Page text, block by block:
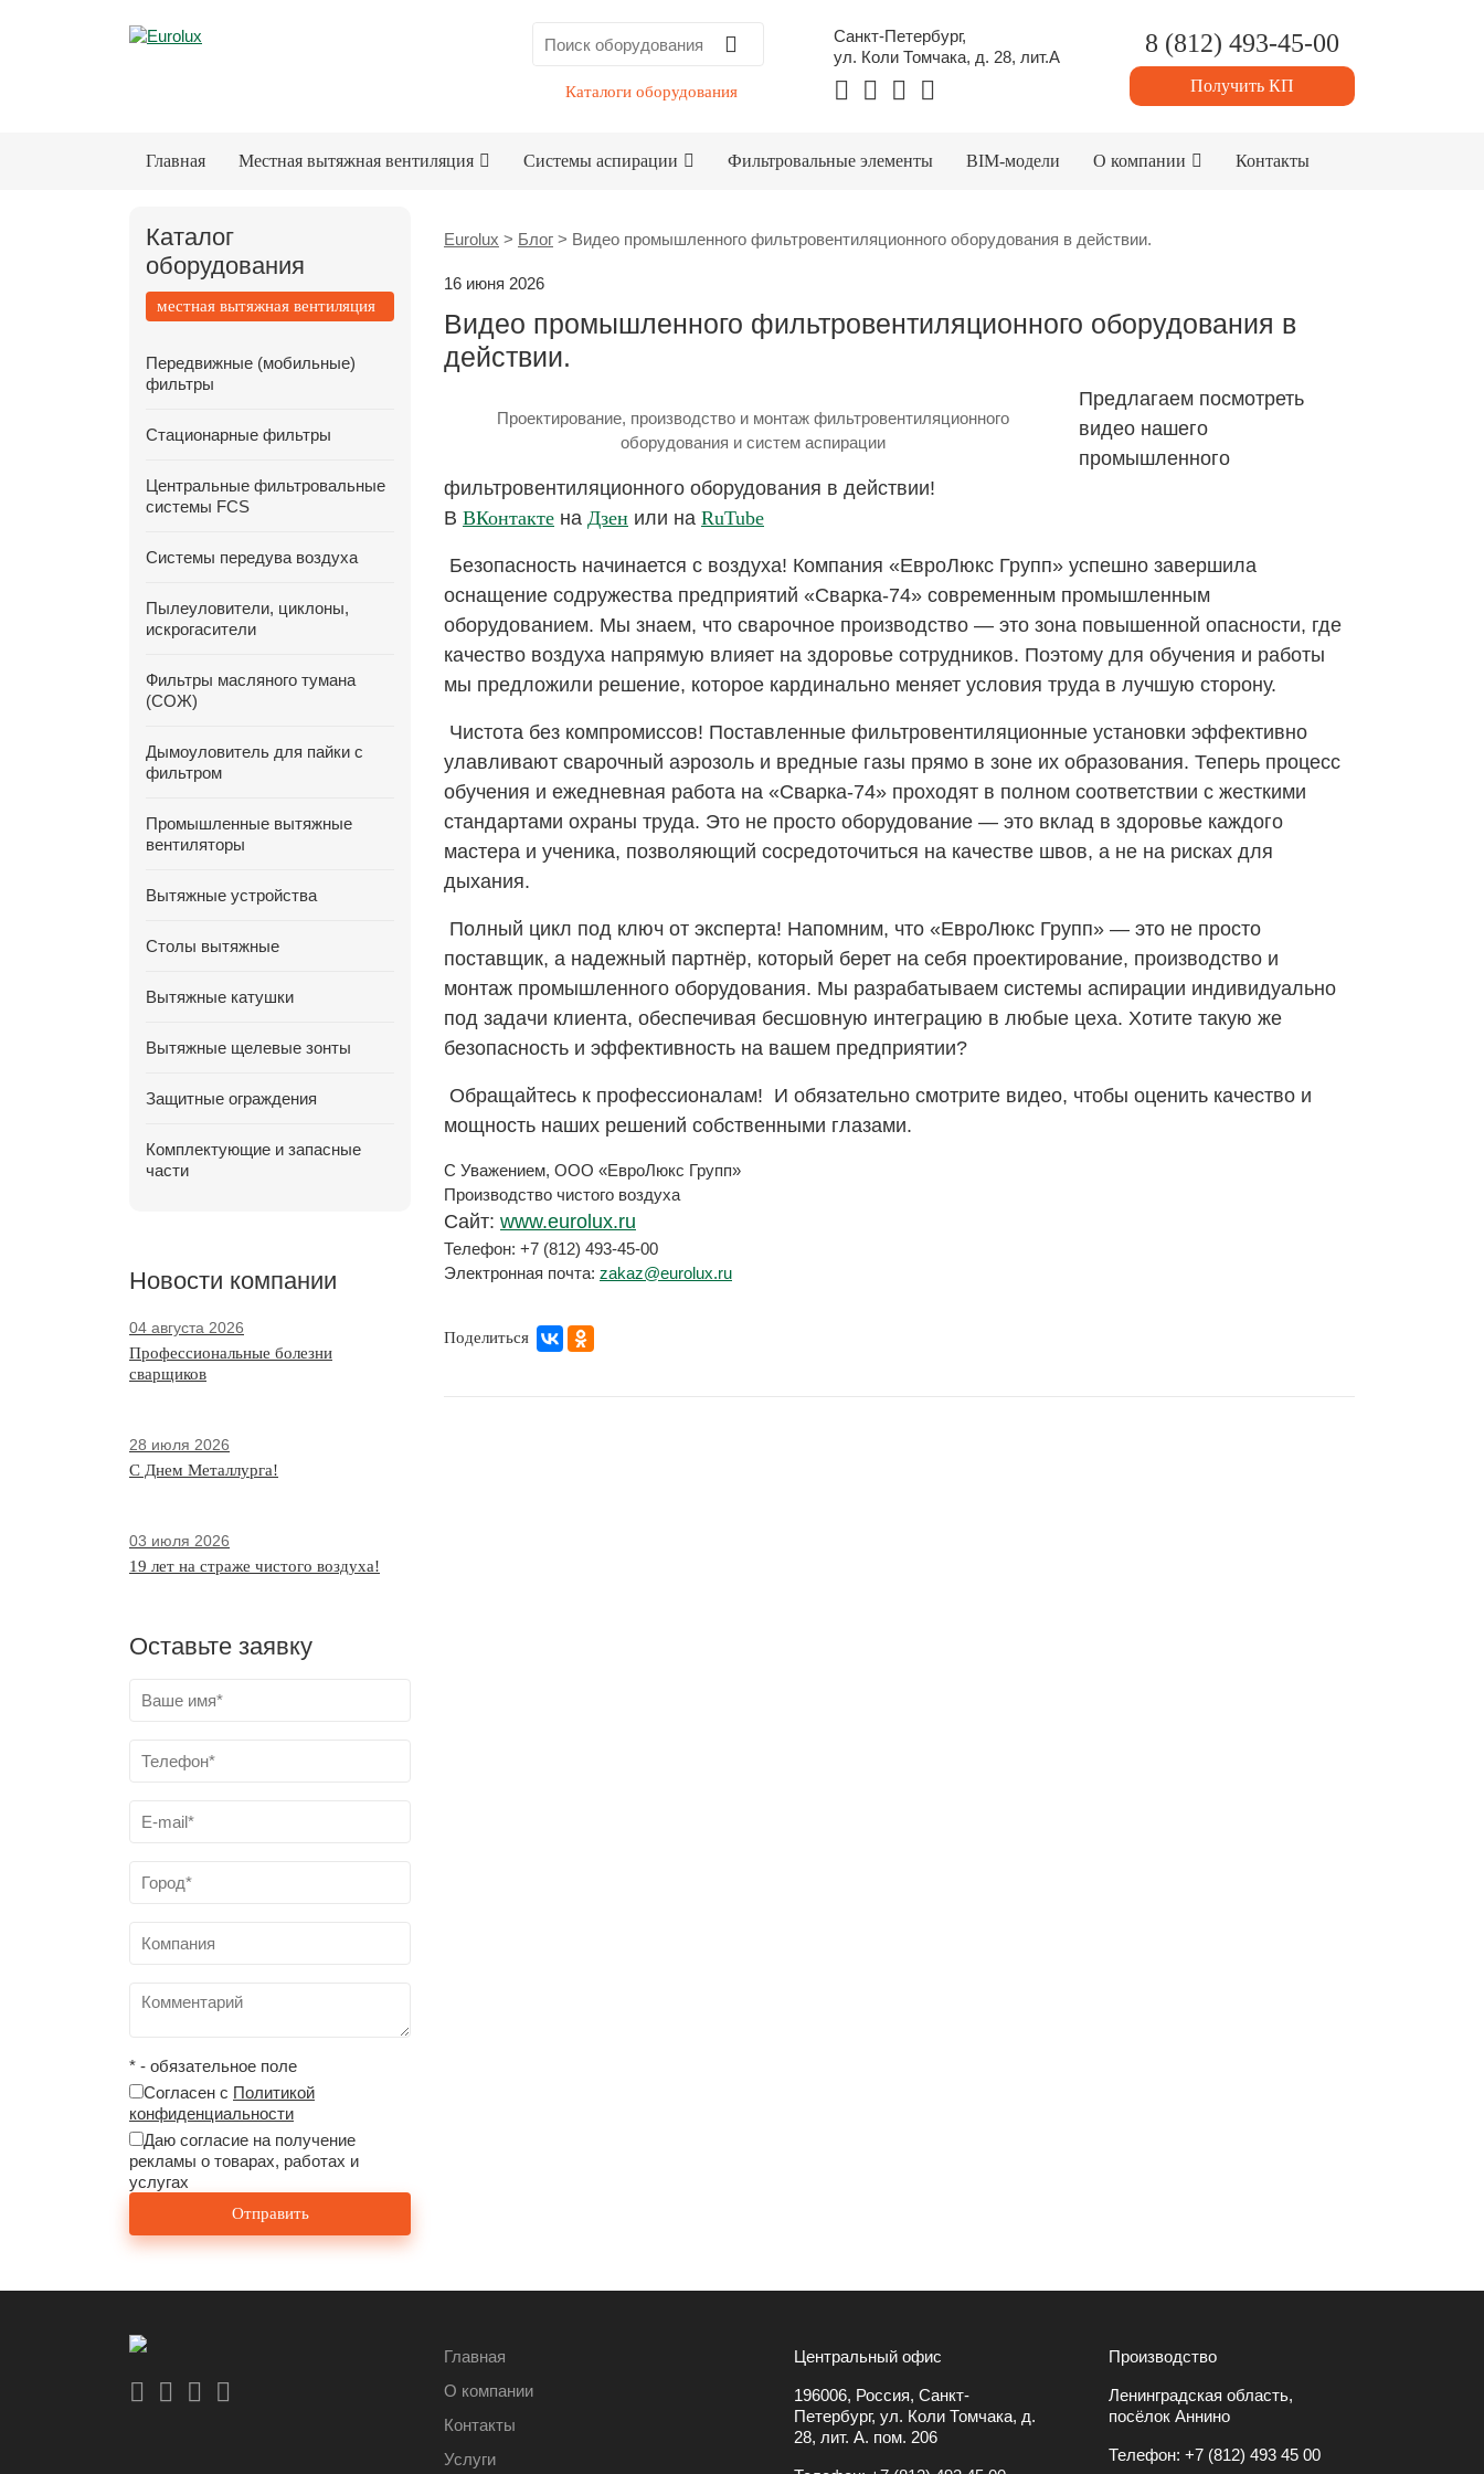
Каталоги оборудования
Санкт-Петербург,
ул. Коли Томчака, д. 28, лит.А
8 (812) 493-45-00
Получить КП
Главная Местная вытяжная вентиляция Системы аспирации Фильтровальные элементы BIM-модели О компании Контакты
Каталог
оборудования
местная вытяжная вентиляция
Передвижные (мобильные)
фильтры
Стационарные фильтры
Центральные фильтровальные
системы FCS
Системы передува воздуха
Пылеуловители, циклоны,
искрогасители
Фильтры масляного тумана
(СОЖ)
Дымоуловитель для пайки с
фильтром
Промышленные вытяжные
вентиляторы
Вытяжные устройства
Столы вытяжные
Вытяжные катушки
Вытяжные щелевые зонты
Защитные ограждения
Комплектующие и запасные
части
Новости компании
04 августа 2026
Профессиональные болезни
сварщиков
28 июля 2026
С Днем Металлурга!
03 июля 2026
19 лет на страже чистого воздуха!
Оставьте заявку
* - обязательное поле
Согласен с Политикой
конфиденциальности
Даю согласие на получение
рекламы о товарах, работах и
услугах
Eurolux > Блог > Видео промышленного фильтровентиляционного оборудования в действии.
16 июня 2026
Видео промышленного фильтровентиляционного оборудования в
действии.
Проектирование, производство и монтаж фильтровентиляционного
оборудования и систем аспирации
Предлагаем посмотреть
видео нашего
промышленного
фильтровентиляционного оборудования в действии!
В ВКонтакте на Дзен или на RuTube
Безопасность начинается с воздуха! Компания «ЕвроЛюкс Групп» успешно завершила
оснащение содружества предприятий «Сварка-74» современным промышленным
оборудованием. Мы знаем, что сварочное производство — это зона повышенной опасности, где
качество воздуха напрямую влияет на здоровье сотрудников. Поэтому для обучения и работы
мы предложили решение, которое кардинально меняет условия труда в лучшую сторону.
Чистота без компромиссов! Поставленные фильтровентиляционные установки эффективно
улавливают сварочный аэрозоль и вредные газы прямо в зоне их образования. Теперь процесс
обучения и ежедневная работа на «Сварка-74» проходят в полном соответствии с жесткими
стандартами охраны труда. Это не просто оборудование — это вклад в здоровье каждого
мастера и ученика, позволяющий сосредоточиться на качестве швов, а не на рисках для
дыхания.
Полный цикл под ключ от эксперта! Напомним, что «ЕвроЛюкс Групп» — это не просто
поставщик, а надежный партнёр, который берет на себя проектирование, производство и
монтаж промышленного оборудования. Мы разрабатываем системы аспирации индивидуально
под задачи клиента, обеспечивая бесшовную интеграцию в любые цеха. Хотите такую же
безопасность и эффективность на вашем предприятии?
Обращайтесь к профессионалам! И обязательно смотрите видео, чтобы оценить качество и
мощность наших решений собственными глазами.
С Уважением, ООО «ЕвроЛюкс Групп»
Производство чистого воздуха
Сайт: www.eurolux.ru
Телефон: +7 (812) 493-45-00
Электронная почта: zakaz@eurolux.ru
Поделиться
Главная
О компании
Контакты
Услуги
Центральный офис
196006, Россия, Санкт-
Петербург, ул. Коли Томчака, д.
28, лит. А. пом. 206
Производство
Ленинградская область,
посёлок Аннино
Телефон: +7 (812) 493 45 00